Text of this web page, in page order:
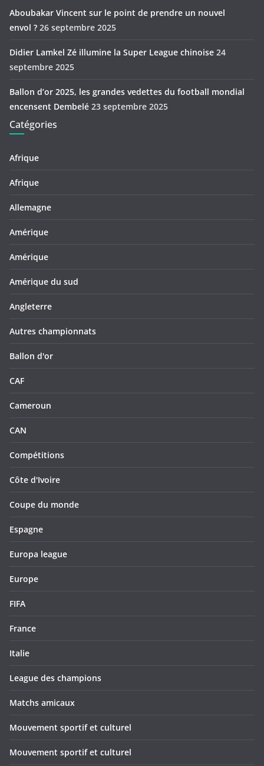
Aboubakar Vincent sur le point de prendre un nouvel
envol ? 26 septembre 2025
Didier Lamkel Zé illumine la Super League chinoise 24
septembre 2025
Ballon d’or 2025, les grandes vedettes du football mondial
encensent Dembelé 23 septembre 2025
Catégories
Afrique
Afrique
Allemagne
Amérique
Amérique
Amérique du sud
Angleterre
Autres championnats
Ballon d'or
CAF
Cameroun
CAN
Compétitions
Côte d'Ivoire
Coupe du monde
Espagne
Europa league
Europe
FIFA
France
Italie
League des champions
Matchs amicaux
Mouvement sportif et culturel
Mouvement sportif et culturel